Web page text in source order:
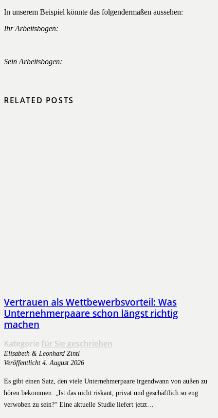
In unserem Beispiel könnte das folgendermaßen aussehen:
Ihr Arbeitsbogen:
Sein Arbeitsbogen:
RELATED POSTS
Vertrauen als Wettbewerbsvorteil: Was
Unternehmerpaare schon längst richtig
machen
Kategorie für Sie geschrieben
Elisabeth & Leonhard Zintl
Veröffentlicht 4. August 2026
Es gibt einen Satz, den viele Unternehmerpaare irgendwann von außen zu
hören bekommen: „Ist das nicht riskant, privat und geschäftlich so eng
verwoben zu sein?“ Eine aktuelle Studie liefert jetzt…